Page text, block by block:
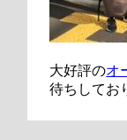
大好評のオ
待ちしてお